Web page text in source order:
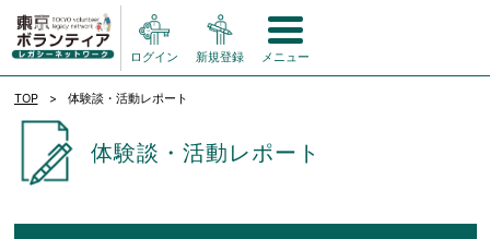
ログイン 新規登録 メニュー
TOP 体験談・活動レポート
体験談・活動レポート